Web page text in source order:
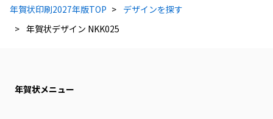
年賀状印刷2027年版TOP
デザインを探す
年賀状デザイン NKK025
年賀状メニュー